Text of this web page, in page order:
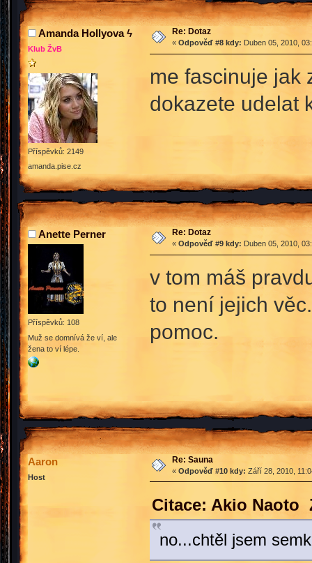
Amanda Hollyova ϟ
Klub ŽvB
Příspěvků: 2149
amanda.pise.cz
Re: Dotaz
« Odpověď #8 kdy: Duben 05, 2010,
me fascinuje jak
dokazete udelat
Anette Perner
Příspěvků: 108
Muž se domnívá že ví, ale
žena to ví lépe.
Re: Dotaz
« Odpověď #9 kdy: Duben 05, 2010,
v tom máš
to není jejich
pomoc.
Aaron
Host
Re: Sauna
« Odpověď #10 kdy: Září 28, 2010,
Citace: Akio Naoto
no...chtěl jsem